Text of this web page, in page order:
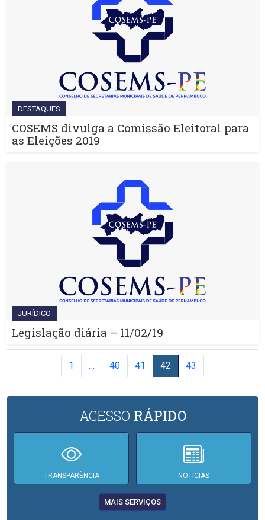
DESTAQUES
COSEMS divulga a Comissão Eleitoral para
as Eleições 2019
JURÍDICO
Legislação diária – 11/02/19
1 … 40 41 42 43
ACESSO RÁPIDO
TRANSPARÊNCIA NOTÍCIAS
MAIS SERVIÇOS